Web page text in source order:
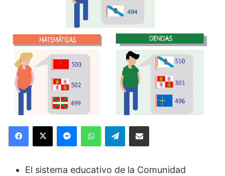
Facebook
X MessengerWhatsAppTelegramCompartir via Email
El sistema educativo de la Comunidad